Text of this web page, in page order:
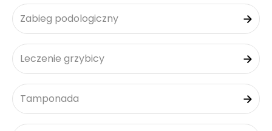
Zabieg podologiczny
Leczenie grzybicy
Tamponada